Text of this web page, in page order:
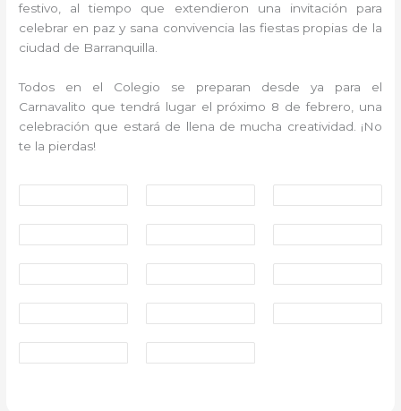
festivo, al tiempo que extendieron una invitación para
celebrar en paz y sana convivencia las fiestas propias de la
ciudad de Barranquilla.
Todos en el Colegio se preparan desde ya para el
Carnavalito que tendrá lugar el próximo 8 de febrero, una
celebración que estará de llena de mucha creatividad. ¡No
te la pierdas!